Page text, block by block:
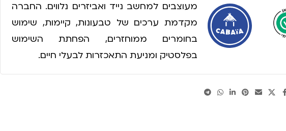
מעוצבים למחשב נייד ואביזרים נלווים. החברה
מקדמת ערכים של טבעונות, קיימות, שימוש
בחומרים ממוחזרים, הפחתת השימוש
בפלסטיק ומניעת התאכזרות לבעלי חיים.